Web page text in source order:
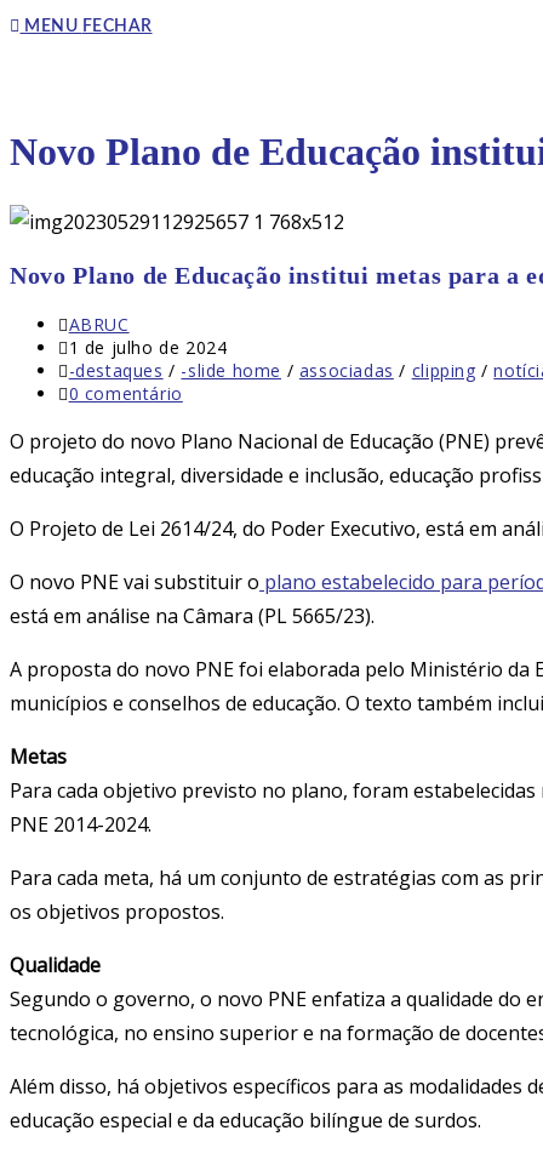
SITE
panel.
MENU FECHAR
Novo Plano de Educação
Novo Plano de Educação institui metas para a
Autor
do
post:
ABRUC
Post
publicado:
1 de julho de 2024
Categoria
do
-destaques / -slide home / associadas / clipping /
Comentários
post:
0 comentário
O projeto do novo Plano Nacional de Educação (PNE)
educação integral, diversidade e inclusão, educação
O Projeto de Lei 2614/24, do Poder Executivo, está em
O novo PNE vai substituir o plano estabelecido para
está em análise na Câmara (PL 5665/23).
A proposta do novo PNE foi elaborada pelo Ministério da
municípios e conselhos de educação. O texto também
Metas
Para cada objetivo previsto no plano, foram
PNE 2014-2024.
Para cada meta, há um conjunto de estratégias com as
os objetivos propostos.
Qualidade
Segundo o governo, o novo PNE enfatiza a qualidade do
tecnológica, no ensino superior e na formação de
Além disso, há objetivos específicos para as modalidades
educação especial e da educação bilíngue de surdos.